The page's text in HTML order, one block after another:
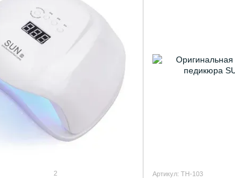
2 Артикул: TH-103